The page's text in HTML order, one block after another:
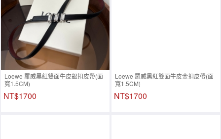
Loewe 羅威黑紅雙面牛皮銀扣皮帶(面
寬1.5CM)
NT$1700
Loewe 羅威黑紅雙面牛皮金扣皮帶(面
寬1.5CM)
NT$1700